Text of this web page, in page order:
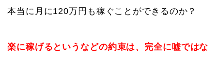
本当に月に120万円も稼ぐことができるのか？
楽に稼げるというなどの約束は、完全に嘘ではな